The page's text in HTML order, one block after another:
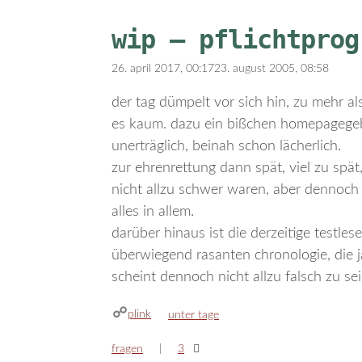
wip –
26. april 2017, 00:1723. august 2005, 08:58
der tag dümpelt vor sich hin, zu mehr
es kaum. dazu ein bißchen
unerträglich, beinah schon lächerlich.
zur ehrenrettung dann spät, viel zu
nicht allzu schwer waren, aber
alles in allem.
darüber hinaus ist die derzeitige
überwiegend rasanten chronologie, die
scheint dennoch nicht allzu falsch zu
plink kategorien
unter tage
fragen 3